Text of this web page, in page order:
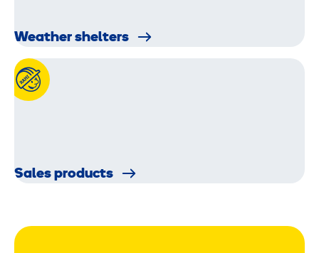
Weather shelters
Sales products